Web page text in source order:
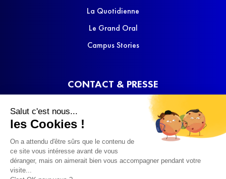
Salut c'est nous...
les Cookies !
On a attendu d'être sûrs que le contenu de
ce site vous intéresse avant de vous
déranger, mais on aimerait bien vous accompagner pendant votre
visite...
La Quotidienne
Le Grand Oral
Campus Stories
CONTACT & PRESSE